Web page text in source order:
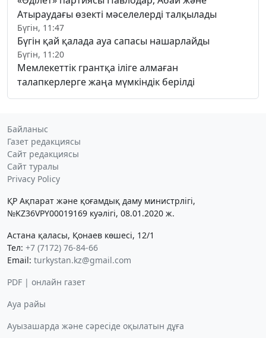
Атыраудағы өзекті мәселелерді талқылады
Бүгін, 11:47
Бүгін қай қалада ауа сапасы нашарлайды
Бүгін, 11:20
Мемлекеттік грантқа іліге алмаған
талапкерлерге жаңа мүмкіндік берілді
Байланыс
Газет редакциясы
Сайт редакциясы
Сайт туралы
Privacy Policy
ҚР Ақпарат және қоғамдық даму министрлігі,
№KZ36VPY00019169 куәлігі, 08.01.2020 ж.
Астана қаласы, Қонаев көшесі, 12/1
Тел: +7 (7172) 76-84-66
Email: turkystan.kz@gmail.com
PDF | онлайн газет
Ауа райы
Ауызашарда және сәресіде оқылатын дұға